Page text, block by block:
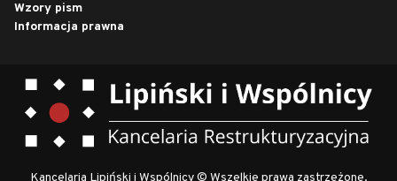
Wzory pism
Informacja prawna